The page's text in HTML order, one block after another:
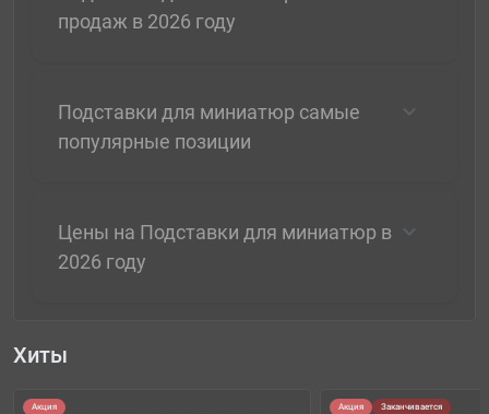
продаж в 2026 году
Подставки для миниатюр самые
популярные позиции
Цены на Подставки для миниатюр в
2026 году
Хиты
Акция Акция Заканчивается